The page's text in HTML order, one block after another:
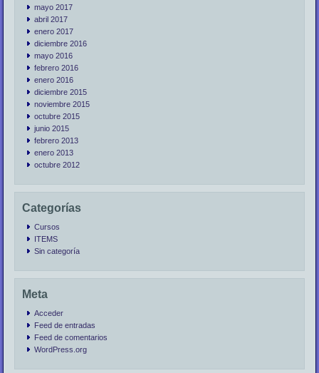
mayo 2017
abril 2017
enero 2017
diciembre 2016
mayo 2016
febrero 2016
enero 2016
diciembre 2015
noviembre 2015
octubre 2015
junio 2015
febrero 2013
enero 2013
octubre 2012
Categorías
Cursos
ITEMS
Sin categoría
Meta
Acceder
Feed de entradas
Feed de comentarios
WordPress.org